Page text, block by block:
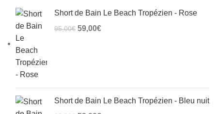
Short de Bain Le Beach Tropézien - Rose
95,00€ Le prix initial était : 95,00€.
59,00€
Short de Bain Le Beach Tropézien - Bleu nuit